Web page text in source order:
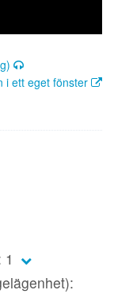
i ett eget fönster